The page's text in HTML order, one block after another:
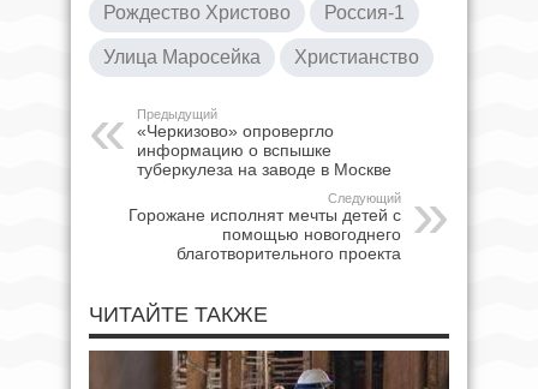
Рождество Христово Россия-1
Улица Маросейка Христианство
Предыдущий
«Черкизово» опровергло
информацию о вспышке
туберкулеза на заводе в Москве
Следующий
Горожане исполнят мечты детей с
помощью новогоднего
благотворительного проекта
ЧИТАЙТЕ ТАКЖЕ